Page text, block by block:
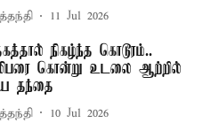
11 Jul 2026
நிகழ்ந்த கொடூரம்..
கொன்று உடலை ஆற்றில்
தந்தை
10 Jul 2026